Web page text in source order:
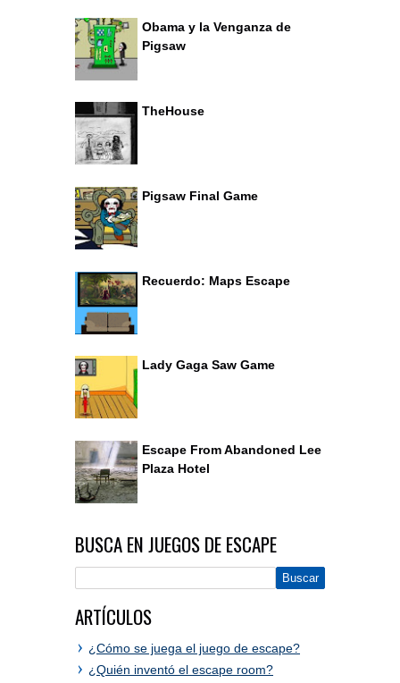
Obama y la Venganza de
Pigsaw
TheHouse
Pigsaw Final Game
Recuerdo: Maps Escape
Lady Gaga Saw Game
Escape From Abandoned Lee
Plaza Hotel
BUSCA EN JUEGOS DE ESCAPE
ARTÍCULOS
¿Cómo se juega el juego de escape?
¿Quién inventó el escape room?